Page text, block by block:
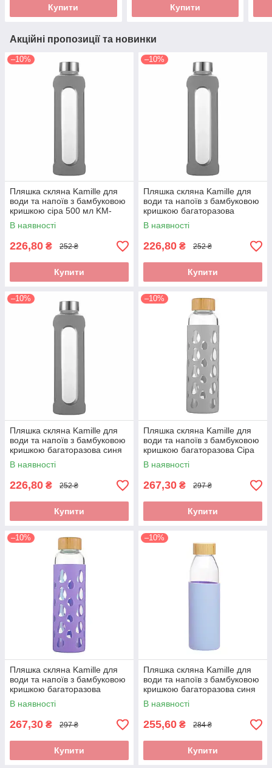
Купити
Купити
Акційні пропозиції та новинки
–10%
Пляшка скляна Kamille для
води та напоїв з бамбуковою
кришкою сіра 500 мл KM-
9024
В наявності
226,80 ₴ 252 ₴
Купити
–10%
Пляшка скляна Kamille для
води та напоїв з бамбуковою
кришкою багаторазова
фіолетова 500 мл KM-9024
В наявності
226,80 ₴ 252 ₴
Купити
–10%
Пляшка скляна Kamille для
води та напоїв з бамбуковою
кришкою багаторазова синя
500 мл KM-9024
В наявності
226,80 ₴ 252 ₴
Купити
–10%
Пляшка скляна Kamille для
води та напоїв з бамбуковою
кришкою багаторазова Сіра
500 мл KM-9023
В наявності
267,30 ₴ 297 ₴
Купити
–10%
Пляшка скляна Kamille для
води та напоїв з бамбуковою
кришкою багаторазова
Фіолетова 500 мл KM-9023
В наявності
267,30 ₴ 297 ₴
Купити
–10%
Пляшка скляна Kamille для
води та напоїв з бамбуковою
кришкою багаторазова синя
500 мл KM-9022
В наявності
255,60 ₴ 284 ₴
Купити